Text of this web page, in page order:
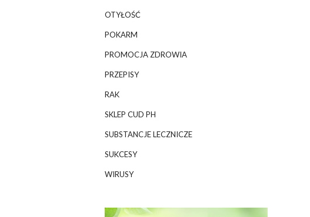
OTYŁOŚĆ
POKARM
PROMOCJA ZDROWIA
PRZEPISY
RAK
SKLEP CUD PH
SUBSTANCJE LECZNICZE
SUKCESY
WIRUSY